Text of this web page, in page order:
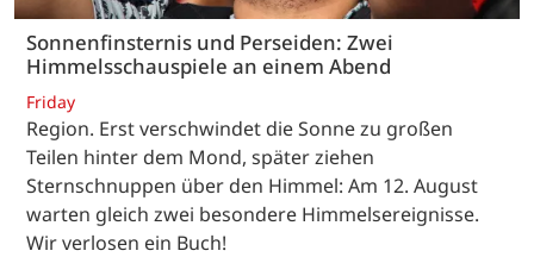
Sonnenfinsternis und Perseiden: Zwei
Himmelsschauspiele an einem Abend
Friday
Region. Erst verschwindet die Sonne zu großen
Teilen hinter dem Mond, später ziehen
Sternschnuppen über den Himmel: Am 12. August
warten gleich zwei besondere Himmelsereignisse.
Wir verlosen ein Buch!